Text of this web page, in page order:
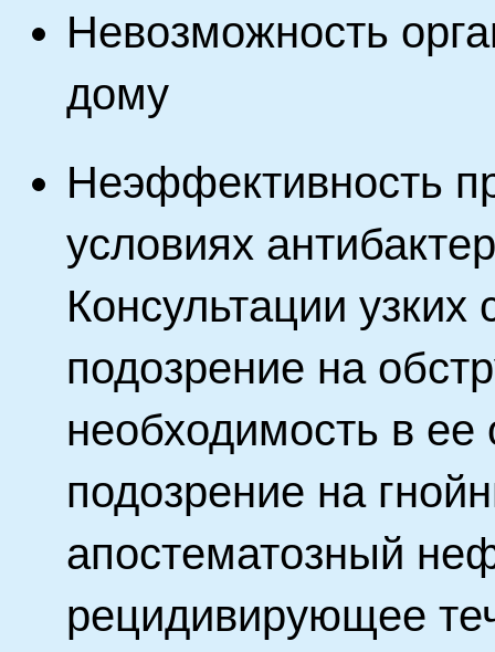
Невозможность
дому
Неэффективность
условиях
Консультации узких
подозрение на
необходимость в ее
подозрение на
апостематозный
рецидивирующее